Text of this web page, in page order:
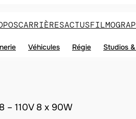
CARRIÈRESACTUS
Véhicules Régie Studios
– 110V 8 x 90W